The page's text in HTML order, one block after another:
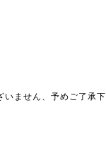
ません、予めご了承